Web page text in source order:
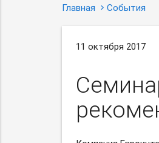
Главная События
11 октября 2017